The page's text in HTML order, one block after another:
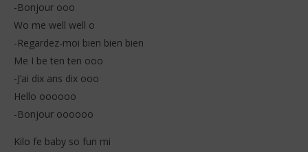
-Bonjour ooo
Wo me well well o
-Regardez-moi bien bien bien
Me I be ten ten ooo
-J’ai dix ans dix ooo
Hello oooooo
-Bonjour oooooo
Kilo fe baby so fun mi